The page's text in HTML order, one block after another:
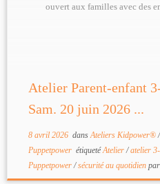
ouvert aux familles avec des
Atelier Parent-enfant
Sam. 20 juin 2026 ...
8 avril 2026dansAteliers Kidpower®
Puppetpower étiquetéAtelier/atelier
Puppetpower/sécurité au quotidien par